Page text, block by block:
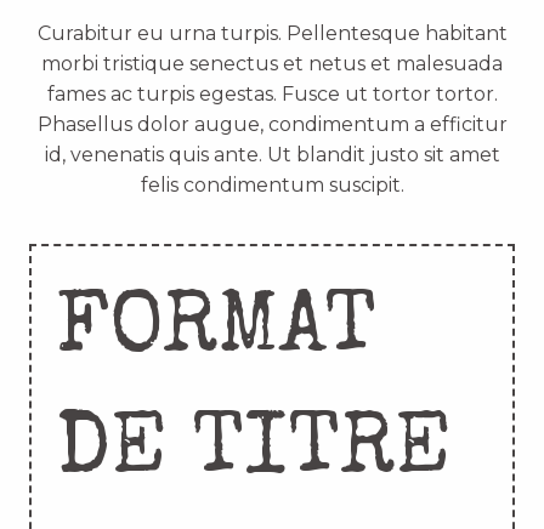
Curabitur eu urna turpis. Pellentesque habitant
morbi tristique senectus et netus et malesuada
fames ac turpis egestas. Fusce ut tortor tortor.
Phasellus dolor augue, condimentum a efficitur
id, venenatis quis ante. Ut blandit justo sit amet
felis condimentum suscipit.
FORMAT
DE TITRE